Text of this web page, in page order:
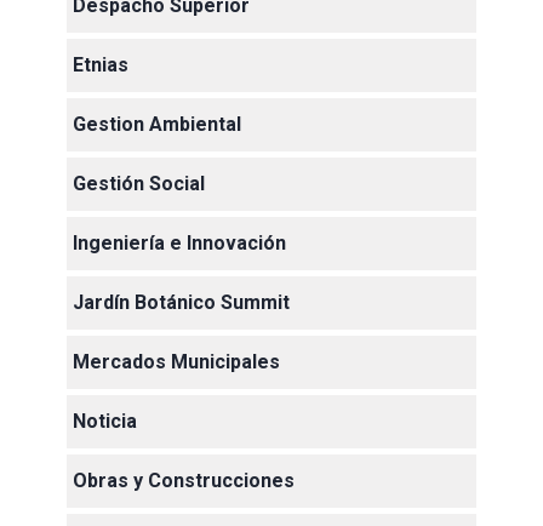
Despacho Superior
Etnias
Gestion Ambiental
Gestión Social
Ingeniería e Innovación
Jardín Botánico Summit
Mercados Municipales
Noticia
Obras y Construcciones